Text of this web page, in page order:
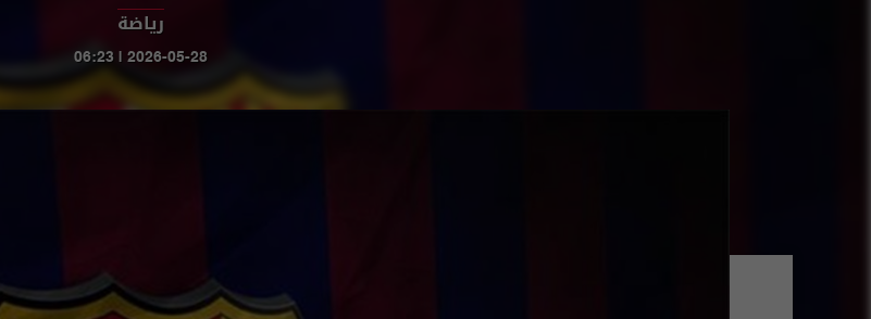
رياضة
2026-05-28 | 06:23